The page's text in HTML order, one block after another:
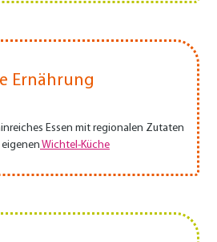
Ernährung
Essen mit regionalen Zutaten
eigenenWichtel-Küche